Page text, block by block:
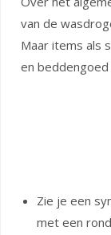
van de
Maar items als
en
Zie je een
met een